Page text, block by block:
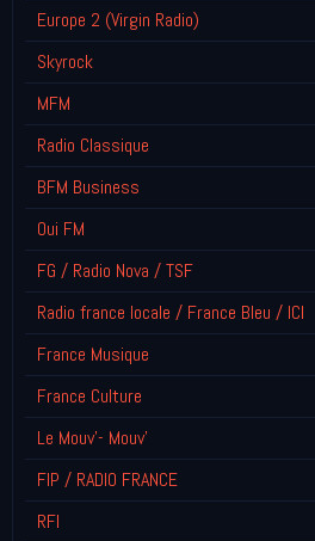
Europe 2 (Virgin Radio)
Skyrock
MFM
Radio Classique
BFM Business
Oui FM
FG / Radio Nova / TSF
Radio france locale / France Bleu / ICI
France Musique
France Culture
Le Mouv'- Mouv'
FIP / RADIO FRANCE
RFI